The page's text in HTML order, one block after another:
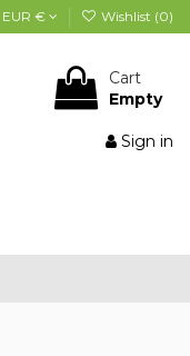
EUR € Wishlist (0)
Cart
Empty
Sign in